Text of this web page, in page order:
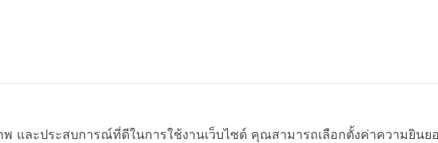
พ และประสบการณ์ที่ดีในการใช้งานเว็บไซต์ คุณสามารถเลือกตั้งค่าความยิน